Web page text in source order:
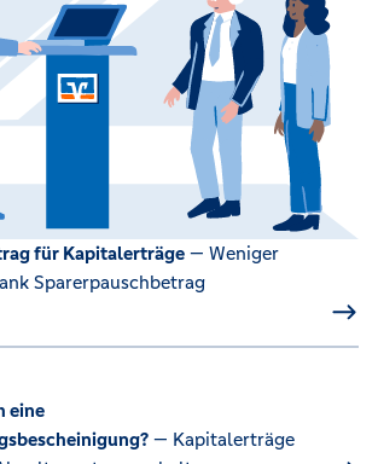
für Kapitalerträge — Weniger
Sparerpauschbetrag
eine
— Kapitalerträge